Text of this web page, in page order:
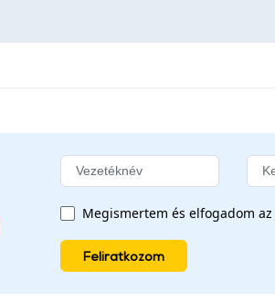
Megismertem és elfogadom az
Feliratkozom